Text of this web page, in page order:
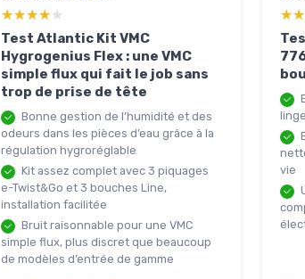
★★★★★
★★★★★
Test Atlantic Kit VMC
Hygrogenius Flex : une VMC
simple flux qui fait le job sans
trop de prise de tête
Bonne gestion de l’humidité et des
odeurs dans les pièces d’eau grâce à la
régulation hygroréglable
Kit assez complet avec 3 piquages
e-Twist&Go et 3 bouches Line,
installation facilitée
Bruit raisonnable pour une VMC
simple flux, plus discret que beaucoup
de modèles d’entrée de gamme
vie